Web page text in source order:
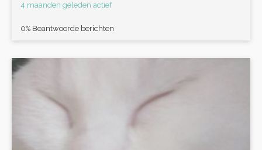
4 maanden geleden actief
0% Beantwoorde berichten